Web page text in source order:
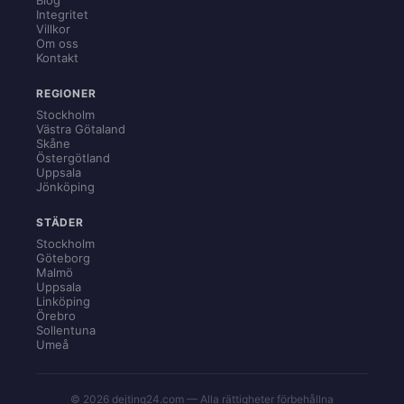
Integritet
Villkor
Om oss
Kontakt
REGIONER
Stockholm
Västra Götaland
Skåne
Östergötland
Uppsala
Jönköping
STÄDER
Stockholm
Göteborg
Malmö
Uppsala
Linköping
Örebro
Sollentuna
Umeå
© 2026 dejting24.com — Alla rättigheter förbehållna